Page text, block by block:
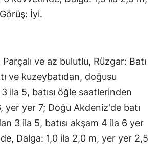
İyi.
ve az bulutlu, Rüzgar: Batı
ve kuzeybatıdan, doğusu
ila 5, batısı öğle saatlerinden
yer yer 7; Doğu Akdeniz'de batı
3 ila 5, batısı akşam 4 ila 6 yer
Dalga: 1,0 ila 2,0 m, yer yer 2,5